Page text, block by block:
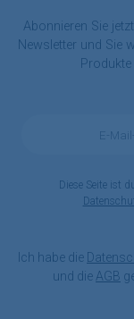
Abonnieren Sie
Newsletter und Sie
Diese Seite ist
Ich habe die
und die AGB